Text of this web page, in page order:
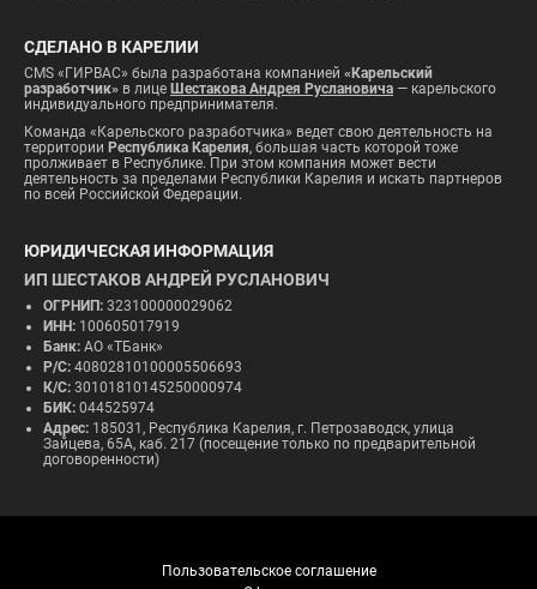
СДЕЛАНО В КАРЕЛИИ
CMS «ГИРВАС» была разработана компанией «Карельский
разработчик» в лице Шестакова Андрея Руслановича — карельского
индивидуального предпринимателя.
Команда «Карельского разработчика» ведет свою деятельность на
территории Республика Карелия, большая часть которой тоже
пролживает в Республике. При этом компания может вести
деятельность за пределами Республики Карелия и искать партнеров
по всей Российской Федерации.
ЮРИДИЧЕСКАЯ ИНФОРМАЦИЯ
ИП ШЕСТАКОВ АНДРЕЙ РУСЛАНОВИЧ
ОГРНИП: 323100000029062
ИНН: 100605017919
Банк: АО «ТБанк»
Р/С: 40802810100005506693
К/С: 30101810145250000974
БИК: 044525974
Адрес: 185031, Республика Карелия, г. Петрозаводск, улица
Зайцева, 65А, каб. 217 (посещение только по предварительной
договоренности)
Пользовательское соглашение